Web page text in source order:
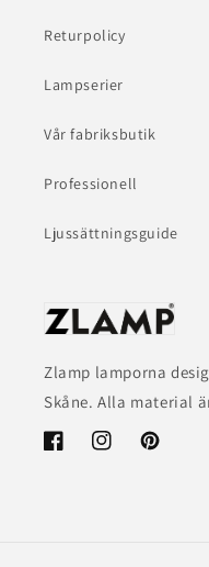
Returpolicy
Lampserier
Vår fabriksbutik
Professionell
Ljussättningsguide
Zlamp lamporna
Skåne. Alla material
FacebookInstagramPinterest